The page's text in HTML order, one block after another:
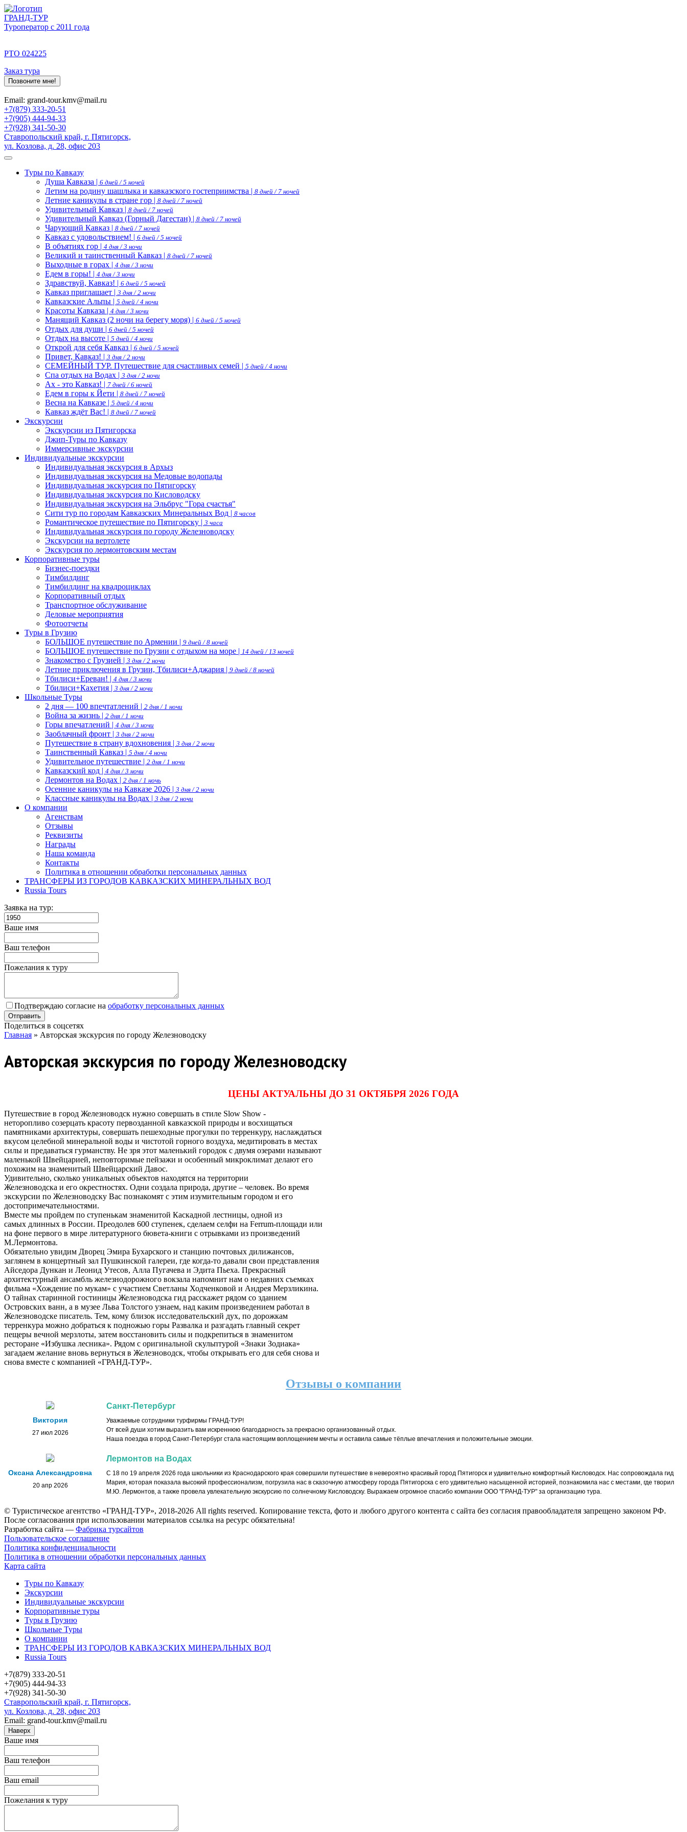
ГРАНД-ТУР
Туроператор с 2011 года
РТО 024225
Заказ тура
Позвоните мне!
Email: grand-tour.kmv@mail.ru
+7(879) 333-20-51
+7(905) 444-94-33
+7(928) 341-50-30
Ставропольский край, г. Пятигорск,
ул. Козлова, д. 28, офис 203
Туры по Кавказу
Душа Кавказа | 6 дней / 5 ночей
Летим на родину шашлыка и кавказского гостеприимства | 8 дней / 7 ночей
Летние каникулы в стране гор | 8 дней / 7 ночей
Удивительный Кавказ | 8 дней / 7 ночей
Удивительный Кавказ (Горный Дагестан) | 8 дней / 7 ночей
Чарующий Кавказ | 8 дней / 7 ночей
Кавказ с удовольствием! | 6 дней / 5 ночей
В объятиях гор | 4 дня / 3 ночи
Великий и таинственный Кавказ | 8 дней / 7 ночей
Выходные в горах | 4 дня / 3 ночи
Едем в горы! | 4 дня / 3 ночи
Здравствуй, Кавказ! | 6 дней / 5 ночей
Кавказ приглашает | 3 дня / 2 ночи
Кавказские Альпы | 5 дней / 4 ночи
Красоты Кавказа | 4 дня / 3 ночи
Манящий Кавказ (2 ночи на берегу моря) | 6 дней / 5 ночей
Отдых для души | 6 дней / 5 ночей
Отдых на высоте | 5 дней / 4 ночи
Открой для себя Кавказ | 6 дней / 5 ночей
Привет, Кавказ! | 3 дня / 2 ночи
СЕМЕЙНЫЙ ТУР. Путешествие для счастливых семей | 5 дней / 4 ночи
Спа отдых на Водах | 3 дня / 2 ночи
Ах - это Кавказ! | 7 дней / 6 ночей
Едем в горы к Йети | 8 дней / 7 ночей
Весна на Кавказе | 5 дней / 4 ночи
Кавказ ждёт Вас! | 8 дней / 7 ночей
Экскурсии
Экскурсии из Пятигорска
Джип-Туры по Кавказу
Иммерсивные экскурсии
Индивидуальные экскурсии
Индивидуальная экскурсия в Архыз
Индивидуальная экскурсия на Медовые водопады
Индивидуальная экскурсия по Пятигорску
Индивидуальная экскурсия по Кисловодску
Индивидуальная экскурсия на Эльбрус "Гора счастья"
Сити тур по городам Кавказских Минеральных Вод | 8 часов
Романтическое путешествие по Пятигорску | 3 часа
Индивидуальная экскурсия по городу Железноводску
Экскурсии на вертолете
Экскурсия по лермонтовским местам
Корпоративные туры
Бизнес-поездки
Тимбилдинг
Тимбилдинг на квадроциклах
Корпоративный отдых
Транспортное обслуживание
Деловые мероприятия
Фотоотчеты
Туры в Грузию
БОЛЬШОЕ путешествие по Армении | 9 дней / 8 ночей
БОЛЬШОЕ путешествие по Грузии с отдыхом на море | 14 дней / 13 ночей
Знакомство с Грузией | 3 дня / 2 ночи
Летние приключения в Грузии, Тбилиси+Аджария | 9 дней / 8 ночей
Тбилиси+Ереван! | 4 дня / 3 ночи
Тбилиси+Кахетия | 3 дня / 2 ночи
Школьные Туры
2 дня — 100 впечтатлений | 2 дня / 1 ночи
Война за жизнь | 2 дня / 1 ночи
Горы впечатлений | 4 дня / 3 ночи
Заоблачный фронт | 3 дня / 2 ночи
Путешествие в страну вдохновения | 3 дня / 2 ночи
Таинственный Кавказ | 5 дня / 4 ночи
Удивительное путешествие | 2 дня / 1 ночи
Кавказский код | 4 дня / 3 ночи
Лермонтов на Водах | 2 дня / 1 ночь
Осенние каникулы на Кавказе 2026 | 3 дня / 2 ночи
Классные каникулы на Водах | 3 дня / 2 ночи
О компании
Агенствам
Отзывы
Реквизиты
Награды
Наша команда
Контакты
Политика в отношении обработки персональных данных
ТРАНСФЕРЫ ИЗ ГОРОДОВ КАВКАЗСКИХ МИНЕРАЛЬНЫХ ВОД
Russia Tours
Заявка на тур:
Ваше имя
Ваш телефон
Пожелания к туру
Подтверждаю согласие на обработку персональных данных
Поделиться в соцсетях
Главная » Авторская экскурсия по городу Железноводску
Авторская экскурсия по городу Железноводску
ЦЕНЫ АКТУАЛЬНЫ ДО 31 ОКТЯБРЯ 2026 ГОДА
Путешествие в город Железноводск нужно совершать в стиле Slow Show -
неторопливо созерцать красоту первозданной кавказской природы и восхищаться
памятниками архитектуры, совершать пешеходные прогулки по терренкуру, наслаждаться
вкусом целебной минеральной воды и чистотой горного воздуха, медитировать в местах
силы и предаваться гурманству. Не зря этот маленький городок с двумя озерами называют
маленькой Швейцарией, неповторимые пейзажи и особенный микроклимат делают его
похожим на знаменитый Швейцарский Давос.
Удивительно, сколько уникальных объектов находятся на территории
Железноводска и его окрестностях. Одни создала природа, другие – человек. Во время
экскурсии по Железноводску Вас познакомят с этим изумительным городом и его
достопримечательностями.
Вместе мы пройдем по ступенькам знаменитой Каскадной лестницы, одной из
самых длинных в России. Преодолев 600 ступенек, сделаем селфи на Ferrum-площади или
на фоне первого в мире литературного бювета-книги с отрывками из произведений
М.Лермонтова.
Обязательно увидим Дворец Эмира Бухарского и станцию почтовых дилижансов,
заглянем в концертный зал Пушкинской галереи, где когда-то давали свои представления
Айседора Дункан и Леонид Утесов, Алла Пугачева и Эдита Пьеха. Прекрасный
архитектурный ансамбль железнодорожного вокзала напомнит нам о недавних съемках
фильма «Хождение по мукам» с участием Светланы Ходченковой и Андрея Мерзликина.
О тайнах старинной гостиницы Железноводска гид расскажет рядом со зданием
Островских ванн, а в музее Льва Толстого узнаем, над каким произведением работал в
Железноводске писатель. Тем, кому близок исследовательский дух, по дорожкам
терренкура можно добраться к подножью горы Развалка и разгадать главный секрет
пещеры вечной мерзлоты, затем восстановить силы и подкрепиться в знаменитом
ресторане «Избушка лесника». Рядом с оригинальной скульптурой «Знаки Зодиака»
загадаем желание вновь вернуться в Железноводск, чтобы открывать его для себя снова и
снова вместе с компанией «ГРАНД-ТУР».
Отзывы о компании
Виктория
27 июл 2026
Санкт-Петербург
Уважаемые сотрудники турфирмы ГРАНД-ТУР!
От всей души хотим выразить вам искреннюю благодарность за прекрасно организованный отдых.
Наша поездка в город Санкт-Петербург стала настоящим воплощением мечты и оставила самые тёплые впечатления и положительные эмоции.
Оксана Александровна
20 апр 2026
Лермонтов на Водах
С 18 по 19 апреля 2026 года школьники из Краснодарского края совершили путешествие в невероятно красивый город Пятигорск и удивительно комфортный Кисловодск. Нас сопровождала гид
Мария, которая показала высокий профессионализм, погрузила нас в сказочную атмосферу города Пятигорска с его удивительно насыщенной историей, познакомила нас с местами, где творил
М.Ю. Лермонтов, а также провела увлекательную экскурсию по солнечному Кисловодску. Выражаем огромное спасибо компании ООО "ГРАНД-ТУР" за организацию тура.
© Туристическое агентство «ГРАНД-ТУР», 2018-2026 All rights reserved. Копирование текста, фото и любого другого контента с сайта без согласия правообладателя запрещено законом РФ.
После согласования при использовании материалов ссылка на ресурс обязательна!
Разработка сайта — Фабрика турсайтов
Пользовательское соглашение
Политика конфиденциальности
Политика в отношении обработки персональных данных
Карта сайта
Туры по Кавказу
Экскурсии
Индивидуальные экскурсии
Корпоративные туры
Туры в Грузию
Школьные Туры
О компании
ТРАНСФЕРЫ ИЗ ГОРОДОВ КАВКАЗСКИХ МИНЕРАЛЬНЫХ ВОД
Russia Tours
+7(879) 333-20-51
+7(905) 444-94-33
+7(928) 341-50-30
Ставропольский край, г. Пятигорск,
ул. Козлова, д. 28, офис 203
Email: grand-tour.kmv@mail.ru
Наверх
Ваше имя
Ваш телефон
Ваш email
Пожелания к туру